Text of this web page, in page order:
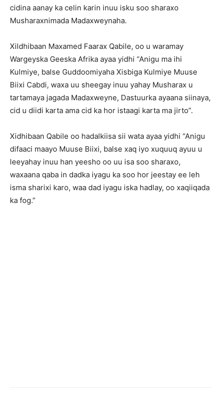
cidina aanay ka celin karin inuu isku soo sharaxo
Musharaxnimada Madaxweynaha.
Xildhibaan Maxamed Faarax Qabile, oo u waramay
Wargeyska Geeska Afrika ayaa yidhi “Anigu ma ihi
Kulmiye, balse Guddoomiyaha Xisbiga Kulmiye Muuse
Biixi Cabdi, waxa uu sheegay inuu yahay Musharax u
tartamaya jagada Madaxweyne, Dastuurka ayaana siinaya,
cid u diidi karta ama cid ka hor istaagi karta ma jirto”.
Xidhibaan Qabile oo hadalkiisa sii wata ayaa yidhi “Anigu
difaaci maayo Muuse Biixi, balse xaq iyo xuquuq ayuu u
leeyahay inuu han yeesho oo uu isa soo sharaxo,
waxaana qaba in dadka iyagu ka soo hor jeestay ee leh
isma sharixi karo, waa dad iyagu iska hadlay, oo xaqiiqada
ka fog.”